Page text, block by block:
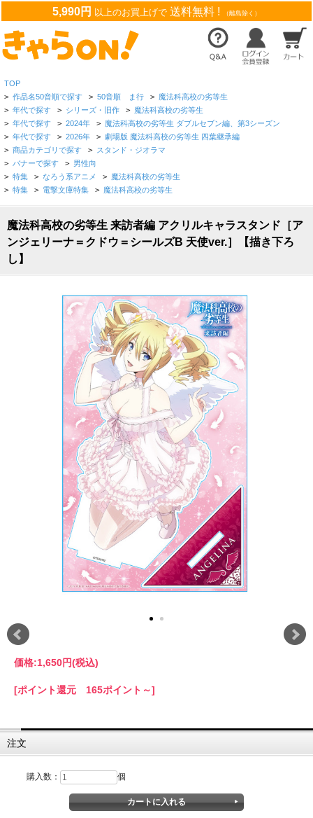
5,990円 以上のお買上げで 送料無料 ! （離島除く）
TOP
> 作品名50音順で探す > 50音順 ま行 > 魔法科高校の劣等生
> 年代で探す > シリーズ・旧作 > 魔法科高校の劣等生
> 年代で探す > 2024年 > 魔法科高校の劣等生 ダブルセブン編、第3シーズン
> 年代で探す > 2026年 > 劇場版 魔法科高校の劣等生 四葉継承編
> 商品カテゴリで探す > スタンド・ジオラマ
> バナーで探す > 男性向
> 特集 > なろう系アニメ > 魔法科高校の劣等生
> 特集 > 電撃文庫特集 > 魔法科高校の劣等生
魔法科高校の劣等生 来訪者編 アクリルキャラスタンド［ア
ンジェリーナ＝クドウ＝シールズB 天使ver.］【描き下ろ
し】
価格:1,650円(税込)
[ポイント還元 165ポイント～]
注文
購入数： 個